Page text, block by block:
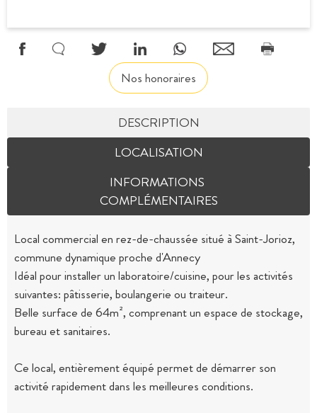
Nos honoraires
DESCRIPTION
LOCALISATION
INFORMATIONS
COMPLÉMENTAIRES
Local commercial en rez-de-chaussée situé à Saint-Jorioz,
commune dynamique proche d'Annecy
Idéal pour installer un laboratoire/cuisine, pour les activités
suivantes: pâtisserie, boulangerie ou traiteur.
Belle surface de 64m², comprenant un espace de stockage,
bureau et sanitaires.
Ce local, entièrement équipé permet de démarrer son
activité rapidement dans les meilleures conditions.